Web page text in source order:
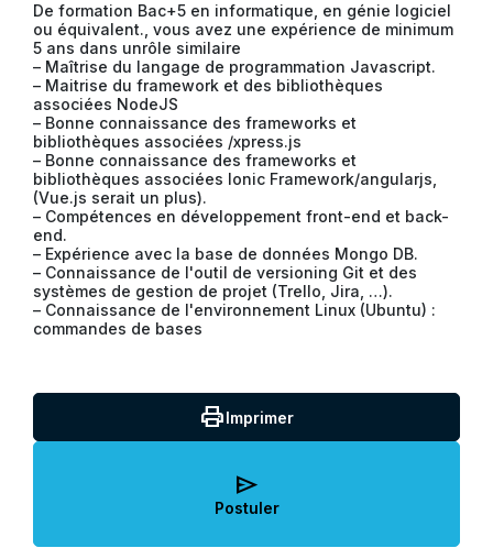
De formation Bac+5 en informatique, en génie logiciel
ou équivalent., vous avez une expérience de minimum
5 ans dans unrôle similaire
– Maîtrise du langage de programmation Javascript.
– Maitrise du framework et des bibliothèques
associées NodeJS
– Bonne connaissance des frameworks et
bibliothèques associées /xpress.js
– Bonne connaissance des frameworks et
bibliothèques associées Ionic Framework/angularjs,
(Vue.js serait un plus).
– Compétences en développement front-end et back-
end.
– Expérience avec la base de données Mongo DB.
– Connaissance de l'outil de versioning Git et des
systèmes de gestion de projet (Trello, Jira, …).
– Connaissance de l'environnement Linux (Ubuntu) :
commandes de bases
printImprimer
send
Postuler